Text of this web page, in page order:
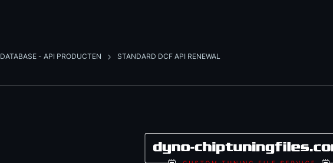
DATABASE - API PRODUCTEN STANDARD DCF API RENEWAL